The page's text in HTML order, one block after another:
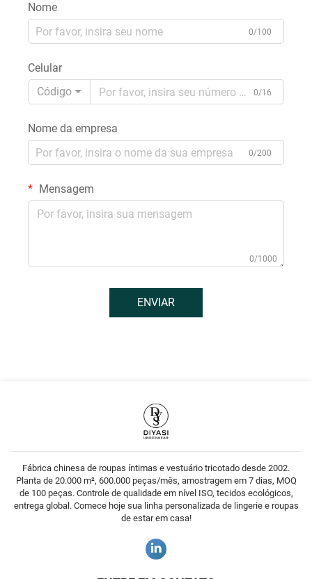
Nome
0/100
Celular
Código
0/16
Nome da empresa
0/200
Mensagem
0/1000
ENVIAR
Fábrica chinesa de roupas íntimas e vestuário tricotado desde 2002.
Planta de 20.000 m², 600.000 peças/mês, amostragem em 7 dias, MOQ
de 100 peças. Controle de qualidade em nível ISO, tecidos ecológicos,
entrega global. Comece hoje sua linha personalizada de lingerie e roupas
de estar em casa!